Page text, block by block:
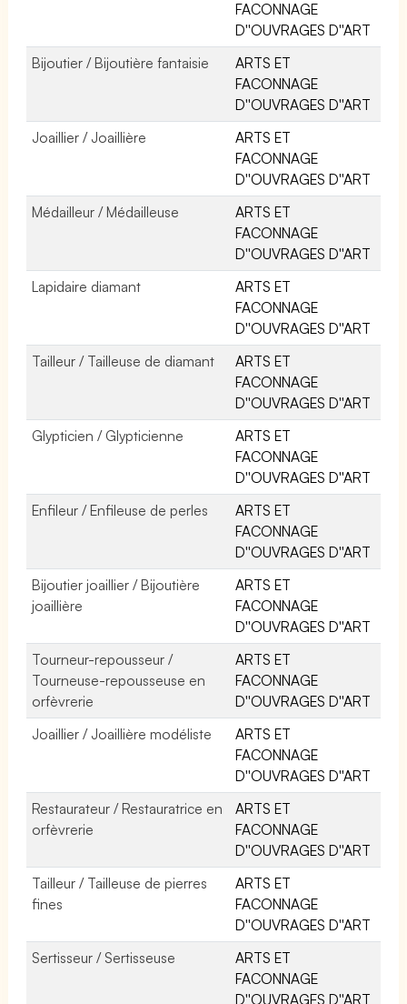
FACONNAGE
D''OUVRAGES D''ART
Bijoutier / Bijoutière fantaisie
ARTS ET
FACONNAGE
D''OUVRAGES D''ART
Joaillier / Joaillière
ARTS ET
FACONNAGE
D''OUVRAGES D''ART
Médailleur / Médailleuse
ARTS ET
FACONNAGE
D''OUVRAGES D''ART
Lapidaire diamant
ARTS ET
FACONNAGE
D''OUVRAGES D''ART
Tailleur / Tailleuse de diamant
ARTS ET
FACONNAGE
D''OUVRAGES D''ART
Glypticien / Glypticienne
ARTS ET
FACONNAGE
D''OUVRAGES D''ART
Enfileur / Enfileuse de perles
ARTS ET
FACONNAGE
D''OUVRAGES D''ART
Bijoutier joaillier / Bijoutière
joaillière
ARTS ET
FACONNAGE
D''OUVRAGES D''ART
Tourneur-repousseur /
Tourneuse-repousseuse en
orfèvrerie
ARTS ET
FACONNAGE
D''OUVRAGES D''ART
Joaillier / Joaillière modéliste
ARTS ET
FACONNAGE
D''OUVRAGES D''ART
Restaurateur / Restauratrice en
orfèvrerie
ARTS ET
FACONNAGE
D''OUVRAGES D''ART
Tailleur / Tailleuse de pierres
fines
ARTS ET
FACONNAGE
D''OUVRAGES D''ART
Sertisseur / Sertisseuse
ARTS ET
FACONNAGE
D''OUVRAGES D''ART